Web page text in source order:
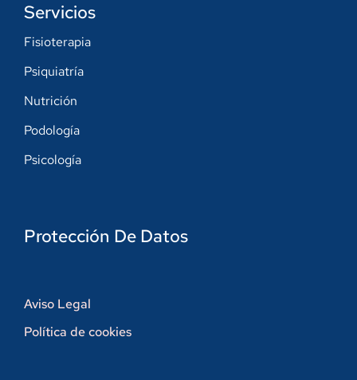
Servicios
Fisioterapia
Psiquiatría
Nutrición
Podología
Psicología
Protección De Datos
Aviso Legal
Política de cookies